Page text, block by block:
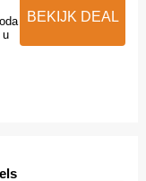
u
BEKIJK DEAL